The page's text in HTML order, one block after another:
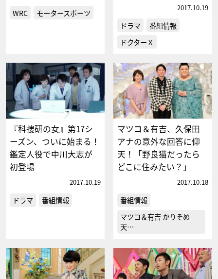
WRC モータースポーツ
2017.10.19
ドラマ
番組情報
ドクターＸ
『科捜研の女』第17シ
ーズン、ついに始まる！
鑑定人役で中川大志が
初登場
2017.10.19
ドラマ 番組情報
マツコ＆有吉、久保田
アナの意外な回答に仰
天！「野良猫だったら
どこに住みたい？」
2017.10.18
番組情報
マツコ＆有吉 かりそめ
天…